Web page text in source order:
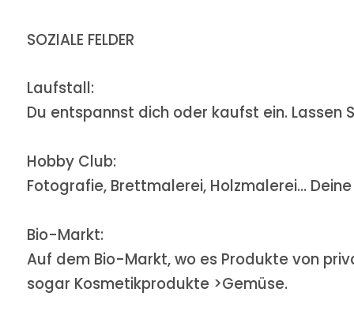
SOZIALE FELDER
Laufstall:
Du entspannst dich oder kaufst ein. Lassen
Hobby Club:
Fotografie, Brettmalerei, Holzmalerei...
Bio-Markt:
Auf dem Bio-Markt, wo es Produkte von
sogar Kosmetikprodukte >Gemüse.